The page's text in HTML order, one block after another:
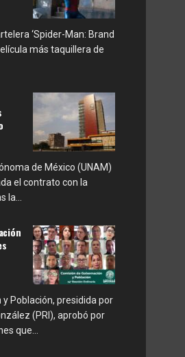
‘Spider-Man: Brand
más taquillera de
de México (UNAM)
el contrato con la
y Población, presidida por
(PRI), aprobó por
que...